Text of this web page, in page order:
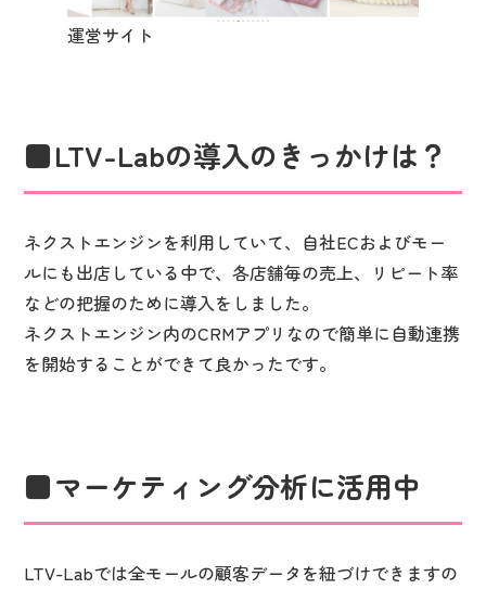
運営サイト
LTV-Labの導入のきっかけは？
ネクストエンジンを利用していて、自社ECおよびモー
ルにも出店している中で、各店舗毎の売上、リピート率
などの把握のために導入をしました。
ネクストエンジン内のCRMアプリなので簡単に自動連携
を開始することができて良かったです。
マーケティング分析に活用中
LTV-Labでは全モールの顧客データを紐づけできますの